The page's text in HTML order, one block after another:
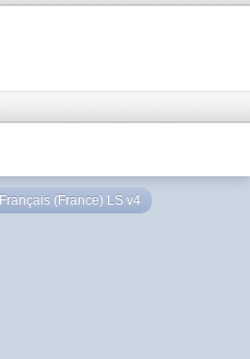
Français (France) LS v4